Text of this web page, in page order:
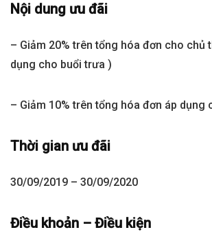
Nội dung ưu đãi
– Giảm 20% trên tổng hóa đơn cho chủ
dụng cho buổi trưa )
– Giảm 10% trên tổng hóa đơn áp dụng
Thời gian ưu đãi
30/09/2019 – 30/09/2020
Điều khoản – Điều kiện